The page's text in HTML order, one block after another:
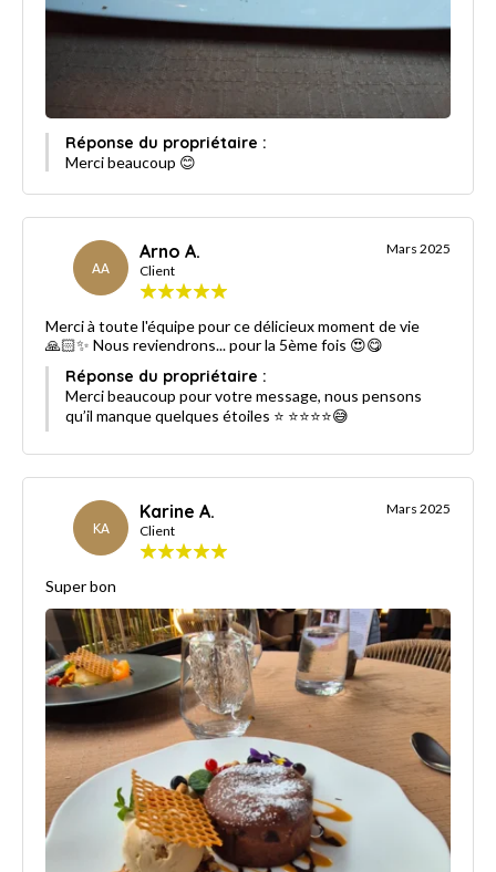
Réponse du propriétaire :
Merci beaucoup 😊
AA
Arno A.
Client
Mars 2025
Merci à toute l'équipe pour ce délicieux moment de vie
🙏🏻✨️ Nous reviendrons... pour la 5ème fois 😍😋
Réponse du propriétaire :
Merci beaucoup pour votre message, nous pensons
qu’il manque quelques étoiles ⭐️ ⭐️⭐️⭐️⭐️😅
KA
Karine A.
Client
Mars 2025
Super bon